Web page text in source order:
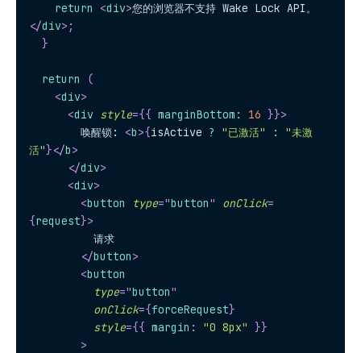
return
<div>您的浏览器不支持 Wake Lock API。
</div> ;
}
return
(
<div>
<div style={{ marginBottom : 16 }}>
        唤醒锁:
<b>{isActive ? "已激活" :
"未激
活"}</b>
</div>
<div>
<button type="button" onClick=
{request}>
          请求
</button>
<button
type="button"
onClick={forceRequest}
style={{ margin : "0 8px" }}
>